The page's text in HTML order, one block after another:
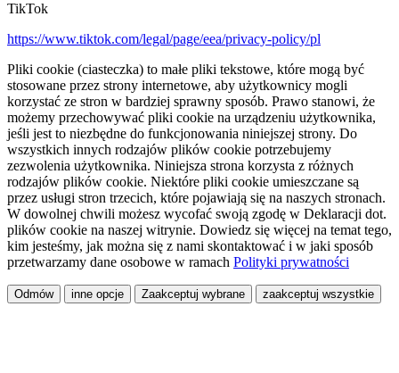
TikTok
https://www.tiktok.com/legal/page/eea/privacy-policy/pl
Pliki cookie (ciasteczka) to małe pliki tekstowe, które mogą być
stosowane przez strony internetowe, aby użytkownicy mogli
korzystać ze stron w bardziej sprawny sposób. Prawo stanowi, że
możemy przechowywać pliki cookie na urządzeniu użytkownika,
jeśli jest to niezbędne do funkcjonowania niniejszej strony. Do
wszystkich innych rodzajów plików cookie potrzebujemy
zezwolenia użytkownika. Niniejsza strona korzysta z różnych
rodzajów plików cookie. Niektóre pliki cookie umieszczane są
przez usługi stron trzecich, które pojawiają się na naszych stronach.
W dowolnej chwili możesz wycofać swoją zgodę w Deklaracji dot.
plików cookie na naszej witrynie. Dowiedz się więcej na temat tego,
kim jesteśmy, jak można się z nami skontaktować i w jaki sposób
przetwarzamy dane osobowe w ramach Polityki prywatności
Odmów inne opcje Zaakceptuj wybrane zaakceptuj wszystkie